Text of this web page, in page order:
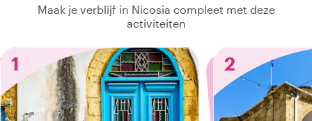
Maak je verblijf in Nicosia compleet met deze
activiteiten
1 2